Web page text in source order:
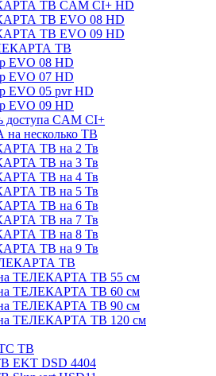
ТВ CAM CI+ HD
ТВ EVO 08 HD
ТВ EVO 09 HD
ТВ
EVO 08 HD
EVO 07 HD
EVO 05 pvr HD
EVO 09 HD
доступа CAM CI+
несколько ТВ
ТВ на 2 Тв
ТВ на 3 Тв
ТВ на 4 Тв
ТВ на 5 Тв
ТВ на 6 Тв
ТВ на 7 Тв
ТВ на 8 Тв
ТВ на 9 Тв
ТВ
ТЕЛЕКАРТА ТВ 55 см
ТЕЛЕКАРТА ТВ 60 см
ТЕЛЕКАРТА ТВ 90 см
ТЕЛЕКАРТА ТВ 120 см
ТВ
EKT DSD 4404